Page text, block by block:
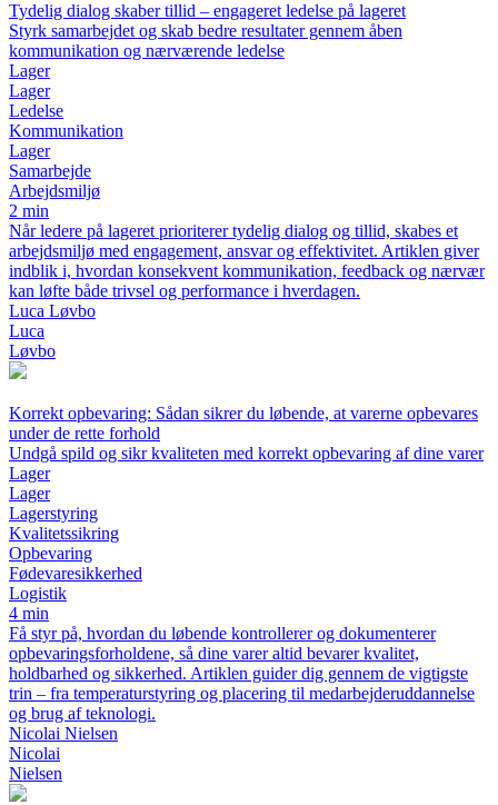
Tydelig dialog skaber tillid – engageret ledelse på lageret
Styrk samarbejdet og skab bedre resultater gennem åben
kommunikation og nærværende ledelse
Lager
Lager
Ledelse
Kommunikation
Lager
Samarbejde
Arbejdsmiljø
2 min
Når ledere på lageret prioriterer tydelig dialog og tillid, skabes et
arbejdsmiljø med engagement, ansvar og effektivitet. Artiklen giver
indblik i, hvordan konsekvent kommunikation, feedback og nærvær
kan løfte både trivsel og performance i hverdagen.
Luca Løvbo
Luca
Løvbo
Korrekt opbevaring: Sådan sikrer du løbende, at varerne opbevares
under de rette forhold
Undgå spild og sikr kvaliteten med korrekt opbevaring af dine varer
Lager
Lager
Lagerstyring
Kvalitetssikring
Opbevaring
Fødevaresikkerhed
Logistik
4 min
Få styr på, hvordan du løbende kontrollerer og dokumenterer
opbevaringsforholdene, så dine varer altid bevarer kvalitet,
holdbarhed og sikkerhed. Artiklen guider dig gennem de vigtigste
trin – fra temperaturstyring og placering til medarbejderuddannelse
og brug af teknologi.
Nicolai Nielsen
Nicolai
Nielsen